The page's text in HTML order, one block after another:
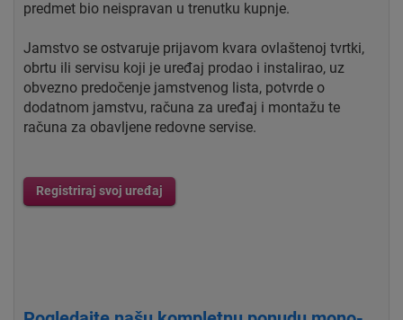
predmet bio neispravan u trenutku kupnje.
Jamstvo se ostvaruje prijavom kvara ovlaštenoj tvrtki,
obrtu ili servisu koji je uređaj prodao i instalirao, uz
obvezno predočenje jamstvenog lista, potvrde o
dodatnom jamstvu, računa za uređaj i montažu te
računa za obavljene redovne servise.
Registriraj svoj uređaj